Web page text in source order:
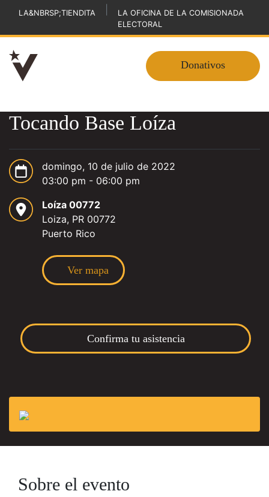
LA&NBRSP;TIENDITA
LA OFICINA DE LA COMISIONADA
ELECTORAL
Donativos
Tocando Base Loíza
domingo, 10 de julio de 2022
03:00 pm - 06:00 pm
Loíza 00772
Loiza, PR 00772
Puerto Rico
Ver mapa
Confirma tu asistencia
Sobre el evento